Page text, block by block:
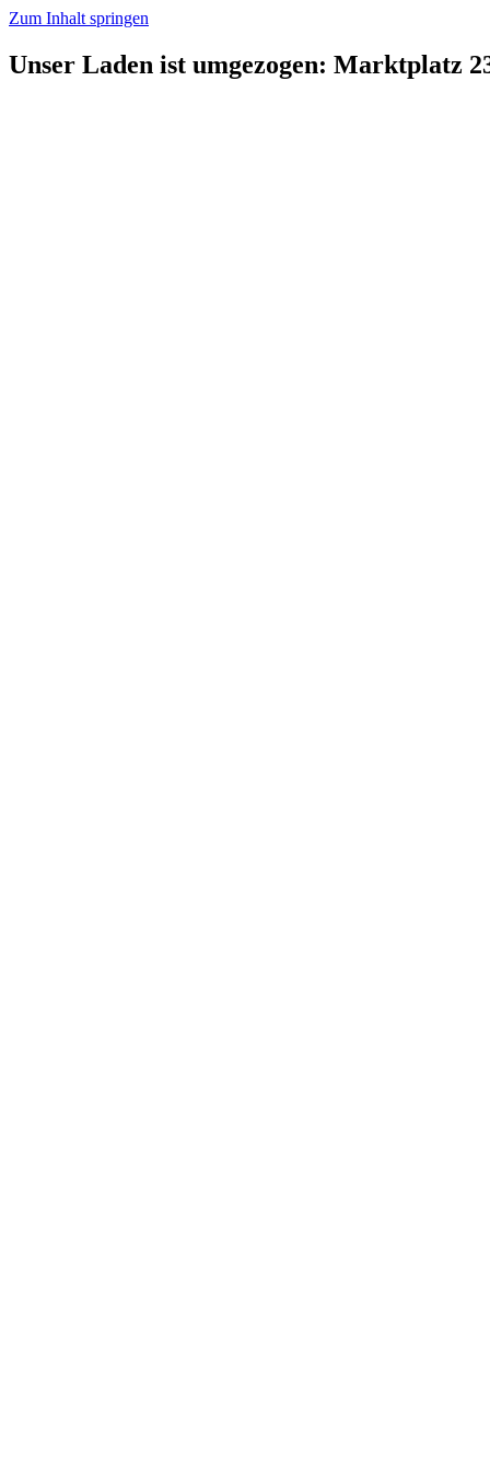
Zum Inhalt springen
Unser Laden ist umgezogen: Marktplatz